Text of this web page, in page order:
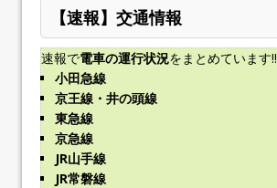
【速報】交通情報
速報で電車の運行状況をまとめています!!
小田急線
京王線・井の頭線
東急線
京急線
JR山手線
JR常磐線